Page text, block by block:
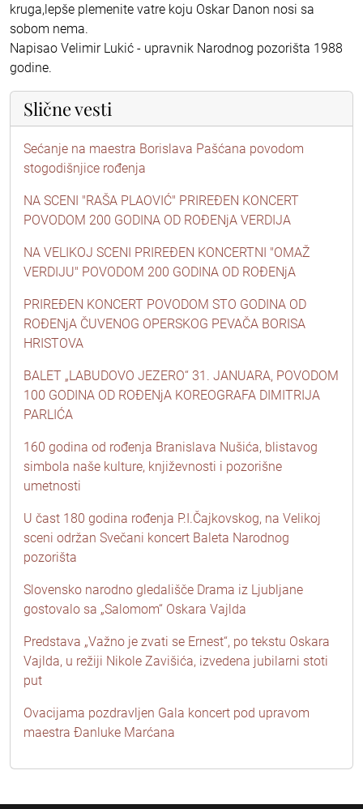
kruga,lepše plemenite vatre koju Oskar Danon nosi sa
sobom nema.
Napisao Velimir Lukić - upravnik Narodnog pozorišta 1988
godine.
Slične vesti
Sećanje na maestra Borislava Pašćana povodom
stogodišnjice rođenja
NA SCENI "RAŠA PLAOVIĆ" PRIREĐEN KONCERT
POVODOM 200 GODINA OD ROĐENjA VERDIJA
NA VELIKOJ SCENI PRIREĐEN KONCERTNI "OMAŽ
VERDIJU" POVODOM 200 GODINA OD ROĐENjA
PRIREĐEN KONCERT POVODOM STO GODINA OD
ROĐENjA ČUVENOG OPERSKOG PEVAČA BORISA
HRISTOVA
BALET „LABUDOVO JEZERO“ 31. JANUARA, POVODOM
100 GODINA OD ROĐENjA KOREOGRAFA DIMITRIJA
PARLIĆA
160 godina od rođenja Branislava Nušića, blistavog
simbola naše kulture, književnosti i pozorišne
umetnosti
U čast 180 godina rođenja P.I.Čajkovskog, na Velikoj
sceni održan Svečani koncert Baleta Narodnog
pozorišta
Slovensko narodno gledališče Drama iz Ljubljane
gostovalo sa „Salomom“ Oskara Vajlda
Predstava „Važno je zvati se Ernest“, po tekstu Oskara
Vajlda, u režiji Nikole Zavišića, izvedena jubilarni stoti
put
Ovacijama pozdravljen Gala koncert pod upravom
maestra Đanluke Marćana